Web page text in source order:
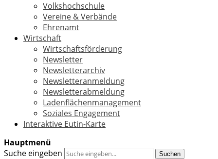
Volkshochschule
Vereine & Verbände
Ehrenamt
Wirtschaft
Wirtschaftsförderung
Newsletter
Newsletterarchiv
Newsletteranmeldung
Newsletterabmeldung
Ladenflächenmanagement
Soziales Engagement
Interaktive Eutin-Karte
Hauptmenü
Suche eingeben
Suchen